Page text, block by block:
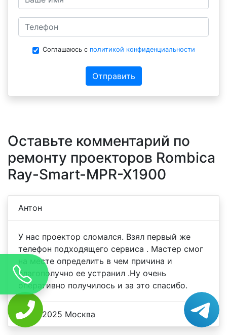
Соглашаюсь с политикой конфиденциальности
Отправить
Оставьте комментарий по
ремонту проекторов Rombica
Ray-Smart-MPR-X1900
Антон
У нас проектор сломался. Взял первый же
телефон подходящего сервиса . Мастер смог
на месте определить в чем причина и
благополучно ее устранил .Ну очень
оперативно получилось и за это спасибо.
23.06.2025 Москва